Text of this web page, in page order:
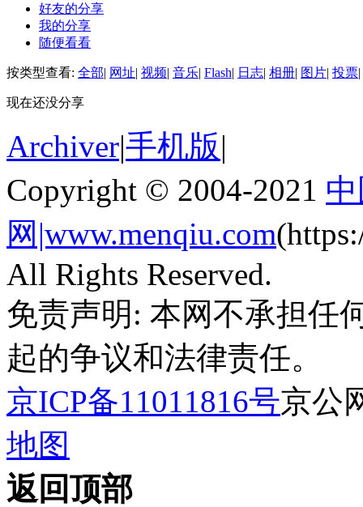
好友的分享
我的分享
随便看看
按类型查看: 全部| 网址| 视频| 音乐| Flash| 日志| 相册| 图片| 投票|
现在还没分享
Archiver|手机版|
Copyright © 2004-2021
网|www.menqiu.com
All Rights Reserved.
免责声明: 本网不承担任
起的争议和法律责任。
京ICP备11011816号京公
地图
返回顶部